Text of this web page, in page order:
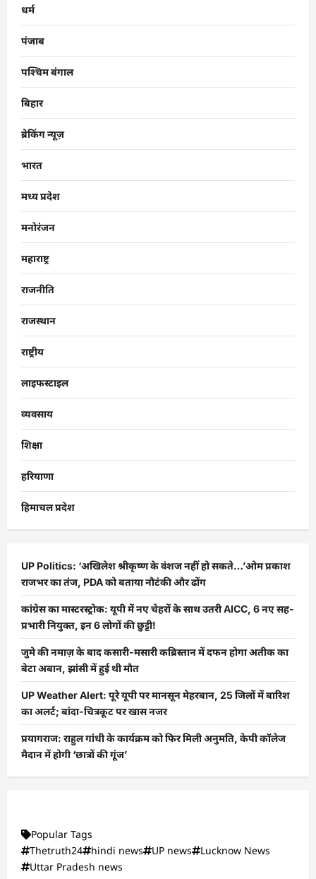
धर्म
पंजाब
पश्चिम बंगाल
बिहार
ब्रेकिंग न्यूज़
भारत
मध्य प्रदेश
मनोरंजन
महाराष्ट्र
राजनीति
राजस्थान
राष्ट्रीय
लाइफस्टाइल
व्यवसाय
शिक्षा
हरियाणा
हिमाचल प्रदेश
UP Politics: ‘अखिलेश श्रीकृष्ण के वंशज नहीं हो सकते…’ओम प्रकाश
राजभर का तंज, PDA को बताया नौटंकी और ढोंग
कांग्रेस का मास्टरस्ट्रोक: यूपी में नए चेहरों के साथ उतरी AICC, 6 नए सह-
प्रभारी नियुक्त, इन 6 लोगों की छुट्टी!
जुमे की नमाज़ के बाद कसारी-मसारी कब्रिस्तान में दफन होगा अतीक का
बेटा अबान, झांसी में हुई थी मौत
UP Weather Alert: पूरे यूपी पर मानसून मेहरबान, 25 जिलों में बारिश
का अलर्ट; बांदा-चित्रकूट पर खास नजर
प्रयागराज: राहुल गांधी के कार्यक्रम को फिर मिली अनुमति, केपी कॉलेज
मैदान में होगी ‘छात्रों की गूंज’
Popular Tags
Thetruth24
hindi news UP news
Lucknow News
Uttar Pradesh news